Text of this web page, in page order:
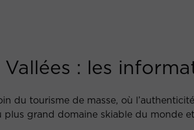
: les
du tourisme de masse, où
grand domaine skiable du monde